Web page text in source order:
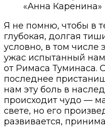
«Анна
Я не помню, чтобы в
глубокая, долгая
условно, в том числе
ужас испытанный
от Римаса Туминаса.
последнее
нам эту боль в
происходит чудо —
свете, но его
развивается,